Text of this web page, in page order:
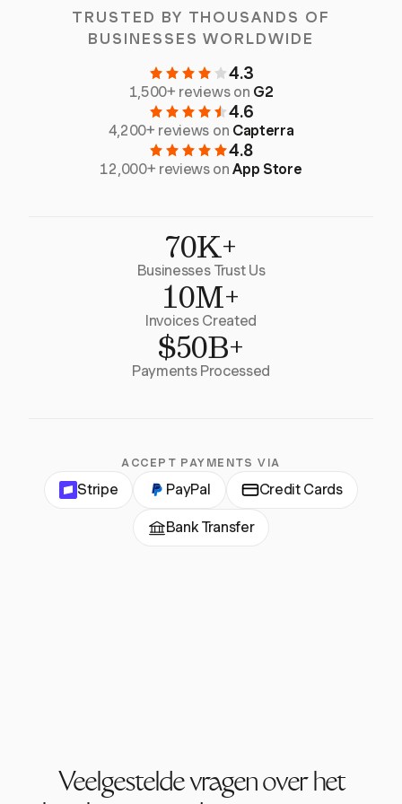
TRUSTED BY THOUSANDS OF
BUSINESSES WORLDWIDE
4.3
1,500+ reviews on G2
4.6
4,200+ reviews on Capterra
4.8
12,000+ reviews onApp Store
70K+
Businesses Trust Us
10M+
Invoices Created
$50B+
Payments Processed
ACCEPT PAYMENTS VIA
Stripe PayPal Credit Cards
Bank Transfer
Veelgestelde vragen over het